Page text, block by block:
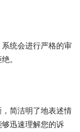
统会进行严格的审
。
简洁明了地表述情
迅速理解您的诉